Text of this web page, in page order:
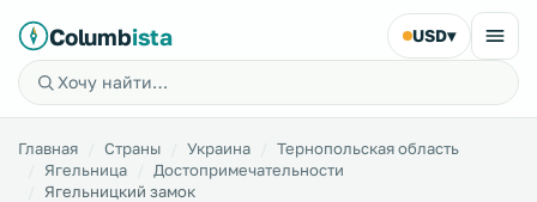
Columbista USD▾
Главная Страны Украина
Тернопольская область
Ягельница
Достопримечательности
Ягельницкий замок